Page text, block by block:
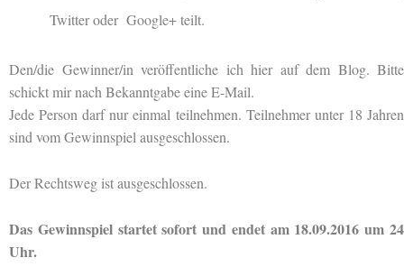
Twitter oder Google+ teilt.
Den/die Gewinner/in veröffentliche ich hier auf dem Blog. Bitte
schickt mir nach Bekanntgabe eine E-Mail.
Jede Person darf nur einmal teilnehmen. Teilnehmer unter 18 Jahren
sind vom Gewinnspiel ausgeschlossen.
Der Rechtsweg ist ausgeschlossen.
Das Gewinnspiel startet sofort und endet am 18.09.2016 um 24
Uhr.